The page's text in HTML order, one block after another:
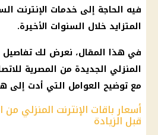
فيه الحاجة إلى خدمات الإنترنت
المتزايد خلال السنوات الأخيرة.
في هذا المقال، نعرض لك تفاصيل
المنزلي الجديدة من المصرية
مع توضيح العوامل التي أدت إلى
أسعار باقات الإنترنت المنزلي من
قبل الزيادة